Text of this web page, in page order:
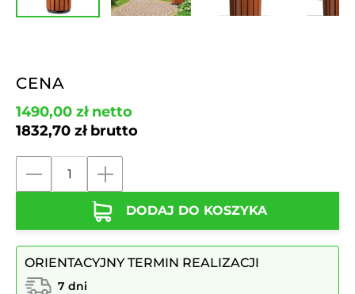
CENA
1490,00 złnetto
1832,70 złbrutto
śmieci
LION
DODAJ DO KOSZYKA
ORIENTACYJNY TERMIN REALIZACJI
7 dni